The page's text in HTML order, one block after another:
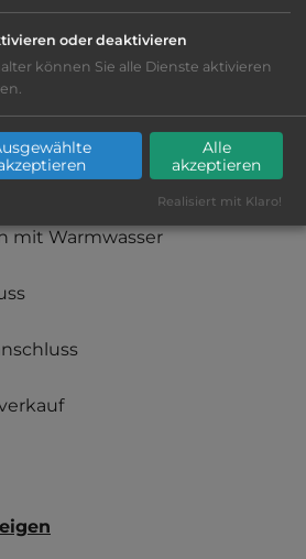
sehr ruhig
mit Warmwasser
oder deaktivieren
können Sie alle Dienste aktivieren
Alle
akzeptieren
Realisiert mit Klaro!